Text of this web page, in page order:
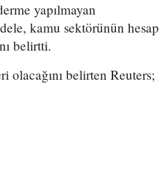
yapılmayan
kamu sektörünün hesap
belirtti.
olacağını belirten Reuters;